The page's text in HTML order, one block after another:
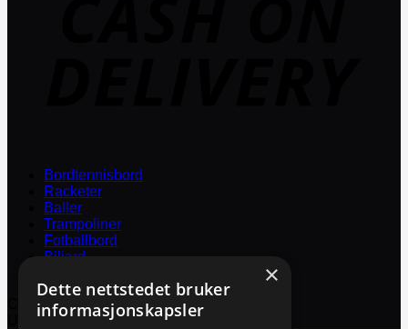
Bordtennisbord
Racketer
Baller
Trampoliner
Fotballbord
Biljard
Copyright 2026 © Biljard Import & Service
Utviklet og driftet av WebCraft AS
×
Dette nettstedet bruker
informasjonskapsler